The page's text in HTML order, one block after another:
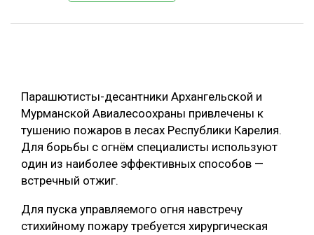
ПРОИЗВОДСТВО ДРЕВЕСНЫХ ПЛИТ
ЦБП
КОМПЛЕКСНАЯ ПЕРЕРАБОТКА
ДЕРЕВЯННОЕ ДОМОСТРОЕНИЕ
ПОДБОРКИ СТАТЕЙ
Парашютисты-десантники Архангельской и
Мурманской Авиалесоохраны привлечены к
тушению пожаров в лесах Республики Карелия.
Для борьбы с огнём специалисты используют
один из наиболее эффективных способов —
встречный отжиг.
Для пуска управляемого огня навстречу
стихийному пожару требуется хирургическая